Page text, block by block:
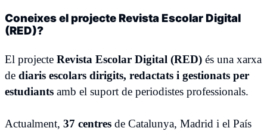
Coneixes el projecte Revista Escolar Digital
(RED)?
El projecte Revista Escolar Digital (RED) és una xarxa
de diaris escolars dirigits, redactats i gestionats per
estudiants amb el suport de periodistes professionals.
Actualment, 37 centres de Catalunya, Madrid i el País